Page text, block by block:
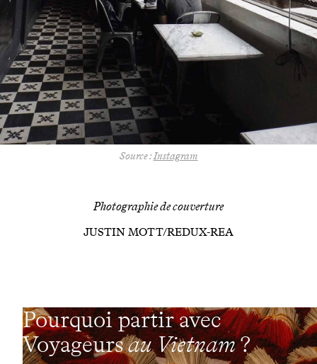
Source :Instagram
Photographie de couverture
JUSTIN MOTT/REDUX-REA
Pourquoi partir avec
Voyageursau Vietnam?